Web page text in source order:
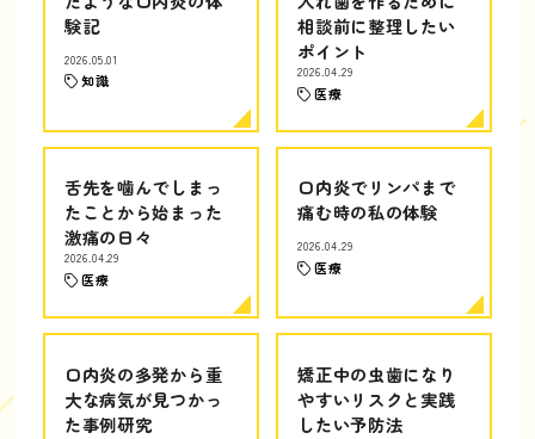
験記
2026.05.01
知識
相談前に整理したい
ポイント
2026.04.29
医療
舌先を噛んでしまっ
たことから始まった
激痛の日々
2026.04.29
医療
口内炎でリンパまで
痛む時の私の体験
2026.04.29
医療
口内炎の多発から重
大な病気が見つかっ
た事例研究
矯正中の虫歯になり
やすいリスクと実践
したい予防法